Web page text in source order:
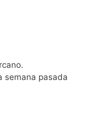
semana pasada